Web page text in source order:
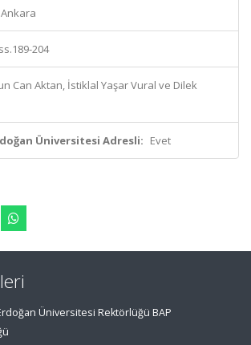
Ankara
ss.189-204
Can Aktan, İstiklal Yaşar Vural ve Dilek
Üniversitesi Adresli: Evet
Üniversitesi Rektörlüğü BAP